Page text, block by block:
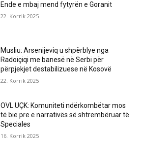
Ende e mbaj mend fytyrën e Goranit
22. Korrik 2025
Musliu: Arsenijeviq u shpërblye nga
Radoiçiqi me banesë në Serbi për
përpjekjet destabilizuese në Kosovë
22. Korrik 2025
OVL UÇK: Komuniteti ndërkombëtar mos
të bie pre e narrativës së shtrembëruar të
Speciales
16. Korrik 2025